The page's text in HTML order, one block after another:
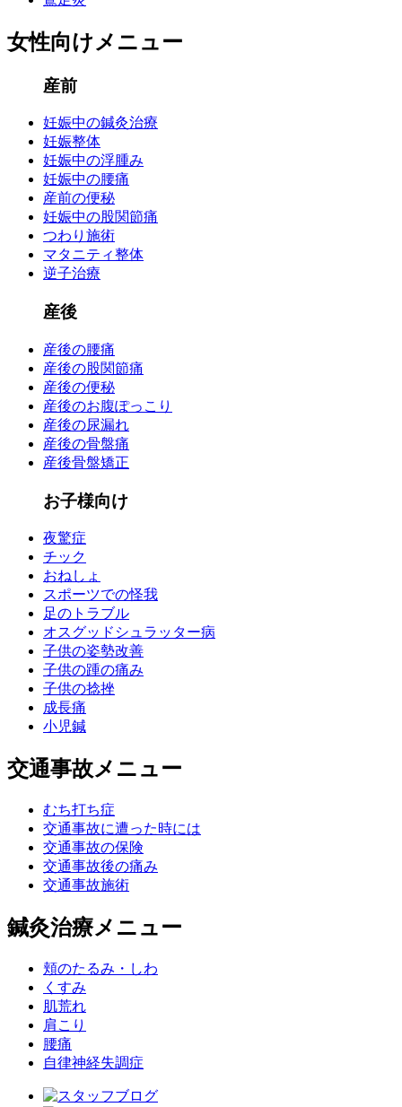
女性向けメニュー
産前
妊娠中の鍼灸治療
妊娠整体
妊娠中の浮腫み
妊娠中の腰痛
産前の便秘
妊娠中の股関節痛
つわり施術
マタニティ整体
逆子治療
産後
産後の腰痛
産後の股関節痛
産後の便秘
産後のお腹ぽっこり
産後の尿漏れ
産後の骨盤痛
産後骨盤矯正
お子様向け
夜驚症
チック
おねしょ
スポーツでの怪我
足のトラブル
オスグッドシュラッター病
子供の姿勢改善
子供の踵の痛み
子供の捻挫
成長痛
小児鍼
交通事故メニュー
むち打ち症
交通事故に遭った時には
交通事故の保険
交通事故後の痛み
交通事故施術
鍼灸治療メニュー
頬のたるみ・しわ
くすみ
肌荒れ
肩こり
腰痛
自律神経失調症